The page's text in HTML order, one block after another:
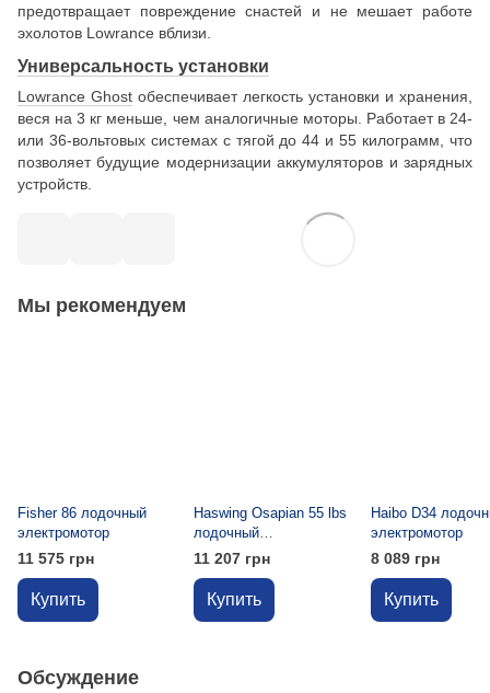
предотвращает повреждение снастей и не мешает работе
эхолотов Lowrance вблизи.
Универсальность установки
Lowrance Ghost обеспечивает легкость установки и хранения,
веся на 3 кг меньше, чем аналогичные моторы. Работает в 24-
или 36-вольтовых системах с тягой до 44 и 55 килограмм, что
позволяет будущие модернизации аккумуляторов и зарядных
устройств.
Мы рекомендуем
Fisher 86 лодочный
электромотор
11 575 грн
Купить
Haswing Osapian 55 lbs
лодочный
электромотор
11 207 грн
Купить
Haibo D34
электромотор
8 089 грн
Купить
Обсуждение